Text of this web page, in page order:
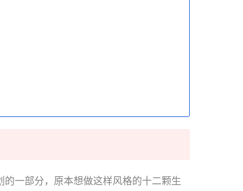
一部分，原本想做这样风格的十二颗生